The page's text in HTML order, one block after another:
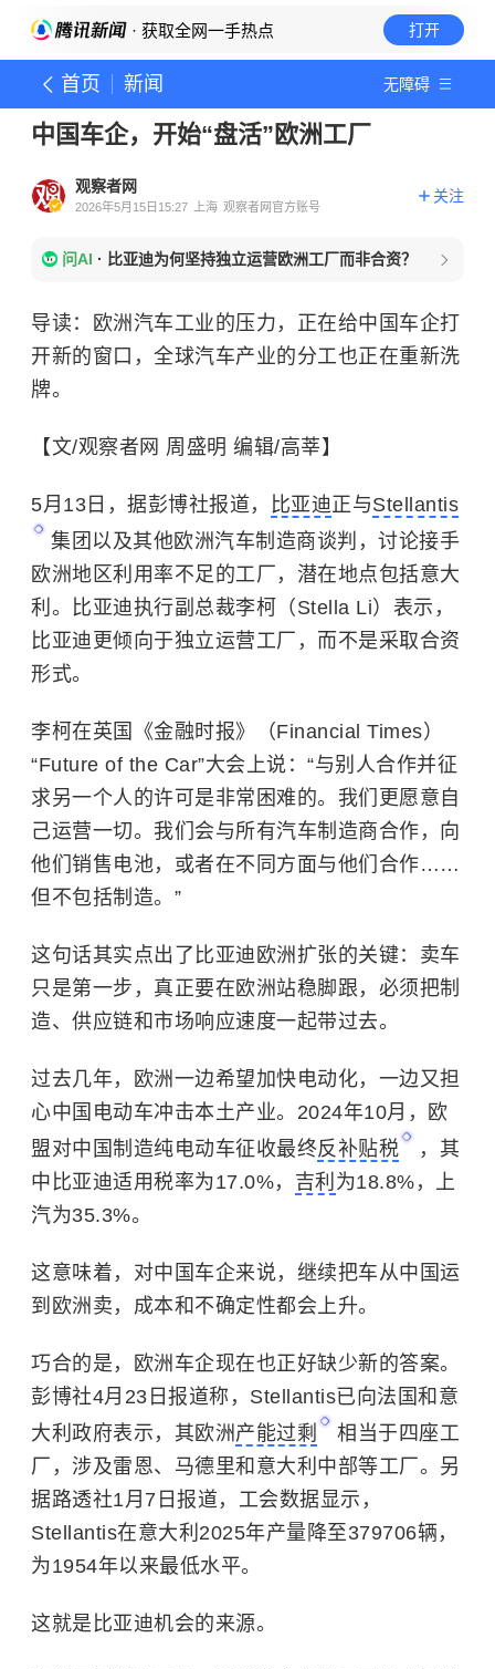
· 获取全网一手热点 打开
首页 新闻 无障碍
中国车企，开始“盘活”欧洲工厂
观察者网
2026年5月15日15:27 上海 观察者网官方账号
关注
问AI · 比亚迪为何坚持独立运营欧洲工厂而非合资？
导读：欧洲汽车工业的压力，正在给中国车企打
开新的窗口，全球汽车产业的分工也正在重新洗
牌。
【文/观察者网 周盛明 编辑/高莘】
5月13日，据彭博社报道， 比亚迪正与Stellantis
集团以及其他欧洲汽车制造商谈判，讨论接手
欧洲地区利用率不足的工厂，潜在地点包括意大
利。比亚迪执行副总裁李柯（Stella Li）表示，
比亚迪更倾向于独立运营工厂，而不是采取合资
形式。
李柯在英国《金融时报》（Financial Times）
“Future of the Car”大会上说：“与别人合作并征
求另一个人的许可是非常困难的。我们更愿意自
己运营一切。我们会与所有汽车制造商合作，向
他们销售电池，或者在不同方面与他们合作……
但不包括制造。”
这句话其实点出了比亚迪欧洲扩张的关键：卖车
只是第一步，真正要在欧洲站稳脚跟，必须把制
造、供应链和市场响应速度一起带过去。
过去几年，欧洲一边希望加快电动化，一边又担
心中国电动车冲击本土产业。2024年10月，欧
盟对中国制造纯电动车征收最终反补贴税
，其
中比亚迪适用税率为17.0%， 吉利 为18.8%，上
汽为35.3%。
这意味着，对中国车企来说，继续把车从中国运
到欧洲卖，成本和不确定性都会上升。
巧合的是，欧洲车企现在也正好缺少新的答案。
彭博社4月23日报道称，Stellantis已向法国和意
大利政府表示，其欧洲 产能过剩
相当于四座工
厂，涉及雷恩、马德里和意大利中部等工厂。另
据路透社1月7日报道，工会数据显示，
Stellantis在意大利2025年产量降至379706辆，
为1954年以来最低水平。
这就是比亚迪机会的来源。